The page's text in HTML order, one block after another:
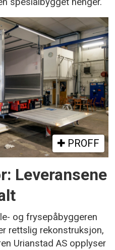
PROFF
Leveransene
og frysepåbyggeren
rettslig rekonstruksjon,
Urianstad AS opplyser